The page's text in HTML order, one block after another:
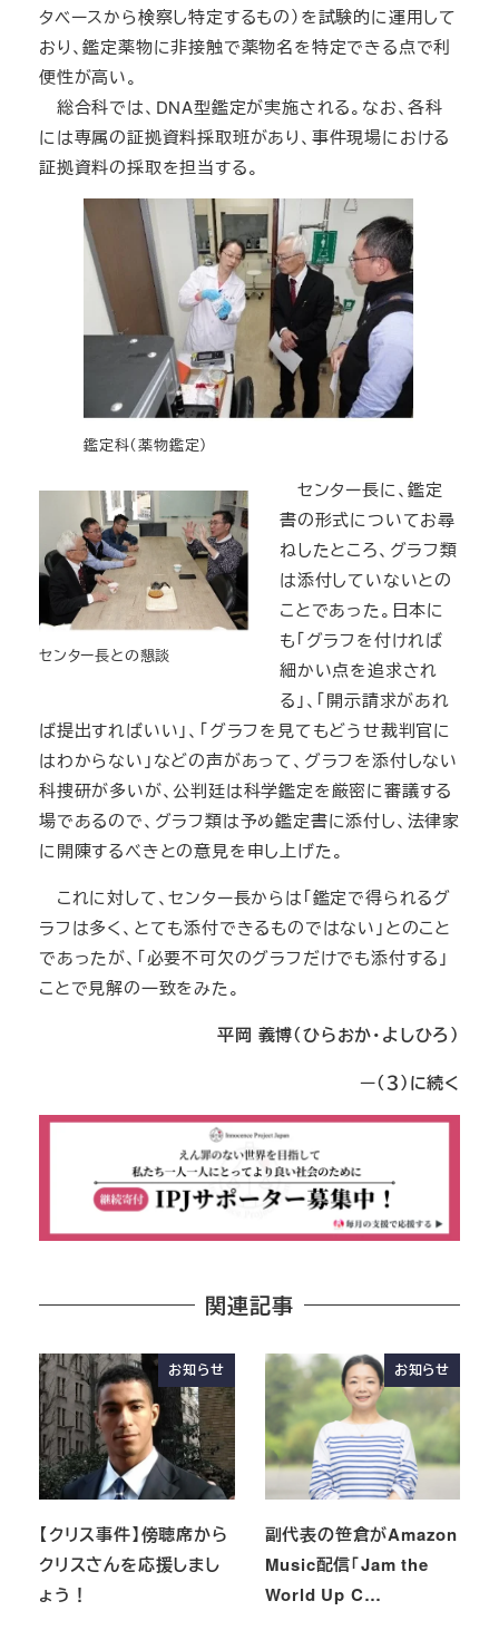
タベースから検察し特定するもの）を試験的に運用して
おり、鑑定薬物に非接触で薬物名を特定できる点で利
便性が高い。
総合科では、DNA型鑑定が実施される。なお、各科
には専属の証拠資料採取班があり、事件現場における
証拠資料の採取を担当する。
鑑定科（薬物鑑定）
センター長との懇談
センター長に、鑑定
書の形式についてお尋
ねしたところ、グラフ類
は添付していないとの
ことであった。日本に
も「グラフを付ければ
細かい点を追求され
る」、「開示請求があれ
ば提出すればいい」、「グラフを見てもどうせ裁判官に
はわからない」などの声があって、グラフを添付しない
科捜研が多いが、公判廷は科学鑑定を厳密に審議する
場であるので、グラフ類は予め鑑定書に添付し、法律家
に開陳するべきとの意見を申し上げた。
これに対して、センター長からは「鑑定で得られるグ
ラフは多く、とても添付できるものではない」とのこと
であったが、「必要不可欠のグラフだけでも添付する」
ことで見解の一致をみた。
平岡 義博（ひらおか・よしひろ）
ー（３）に続く
関連記事
お知らせ
【クリス事件】傍聴席から
クリスさんを応援しまし
ょう！
お知らせ
副代表の笹倉がAmazon
Music配信「Jam the
World Up C…